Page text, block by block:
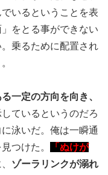
いるということを表
をとる事ができない
乗るために配置され
一定の方向を向き、
ているというのだろ
泳いだ。俺は一瞬通
つけた。
「ぬけが
ゾーラリンクが溺れ